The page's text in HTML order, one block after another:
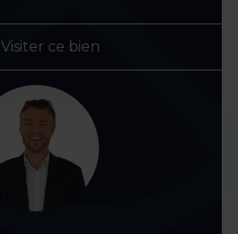
Visiter ce bien